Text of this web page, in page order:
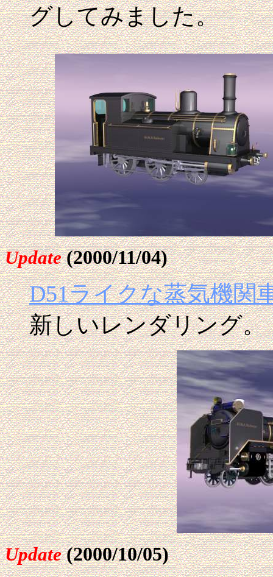
グしてみました。
Update (2000/11/04)
D51ライクな蒸気機関
新しいレンダリング。
Update (2000/10/05)